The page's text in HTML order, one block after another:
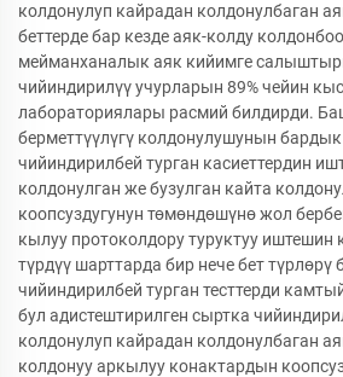
колдонулуп кайрадан колдонулбаган
беттерде бар кезде аяк-колду
мейманханалык аяк кийимге
чийиндирилүү учурларын 89% чейин
лабораториялары расмий билдирди.
берметтүүлүгү колдонулушунын
чийиндирилбей турган касиеттердин
колдонулган же бузулган кайта
коопсуздугунун төмөндөшүнө жол
кылуу протоколдору туруктуу иштешин
түрдүү шарттарда бир нече бет түрлөрү
чийиндирилбей турган тесттерди
бул адистештирилген сыртка
колдонулуп кайрадан колдонулбаган
колдонуу аркылуу конактардын